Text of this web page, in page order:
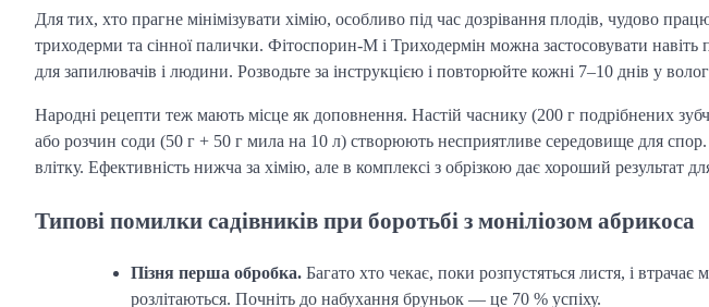
Для тих, хто прагне мінімізувати хімію, особливо під час дозрівання плодів, чудово
триходерми та сінної палички. Фітоспорин-М і Триходермін можна застосовувати навіть
для запилювачів і людини. Розводьте за інструкцією і повторюйте кожні 7–10 днів у
Народні рецепти теж мають місце як доповнення. Настій часнику (200 г подрібнених
або розчин соди (50 г + 50 г мила на 10 л) створюють несприятливе середовище для спор.
влітку. Ефективність нижча за хімію, але в комплексі з обрізкою дає хороший результат
Типові помилки садівників при боротьбі з моніліозом абрикоса
Пізня перша обробка. Багато хто чекає, поки розпустяться листя, і
розлітаються. Почніть до набухання бруньок — це 70 % успіху.